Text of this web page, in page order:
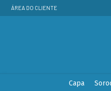
ÁREA DO CLIENTE
Capa